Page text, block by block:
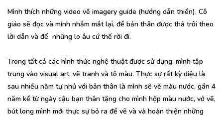
Mình thích những video về imagery guide (hướng dẫn thiền). Cô
giáo sẽ đọc và mình nhắm mắt lại, để bản thân được thả trôi theo
lời dẫn và để những lo âu cứ thế rời đi.
Trong tất cả các hình thức nghệ thuật được sử dụng, mình tập
trung vào visual art, vẽ tranh và tô màu. Thực sự rất kỳ diệu là
sau nhiều năm tự nhủ với bản thân là mình sẽ vẽ màu nước, gần 4
năm kể từ ngày cậu bạn thân tặng cho mình hộp màu nước, vở vẽ,
bút long mình mới thực sự bỏ ra để vẽ và và hoàn thiện những